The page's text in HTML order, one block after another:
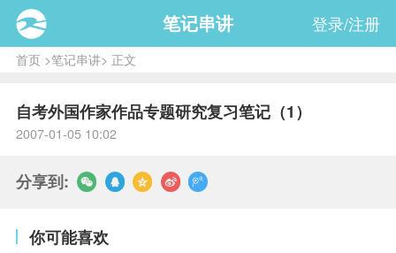
笔记串讲 登录/注册
首页>笔记串讲> 正文
自考外国作家作品专题研究复习笔记（1）
2007-01-05 10:02
分享到:
你可能喜欢